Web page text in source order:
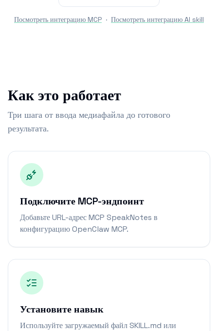
Посмотреть интеграцию MCP · Посмотреть интеграцию AI skill
Как это работает
Три шага от ввода медиафайла до готового
результата.
Подключите MCP-эндпоинт
Добавьте URL-адрес MCP SpeakNotes в
конфигурацию OpenClaw MCP.
Установите навык
Используйте загружаемый файл SKILL.md или